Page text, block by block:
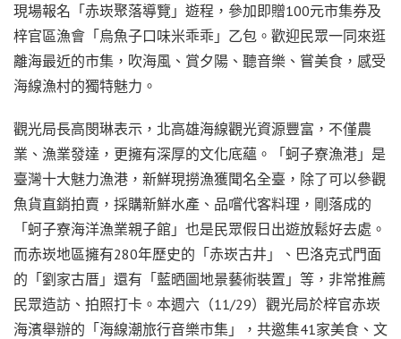
現場報名「赤崁聚落導覽」遊程，參加即贈100元市集券及
梓官區漁會「烏魚子口味米乖乖」乙包。歡迎民眾一同來逛
離海最近的市集，吹海風、賞夕陽、聽音樂、嘗美食，感受
海線漁村的獨特魅力。
觀光局長高閔琳表示，北高雄海線觀光資源豐富，不僅農
業、漁業發達，更擁有深厚的文化底蘊。「蚵子寮漁港」是
臺灣十大魅力漁港，新鮮現撈漁獲聞名全臺，除了可以參觀
魚貨直銷拍賣，採購新鮮水產、品嚐代客料理，剛落成的
「蚵子寮海洋漁業親子館」也是民眾假日出遊放鬆好去處。
而赤崁地區擁有280年歷史的「赤崁古井」、巴洛克式門面
的「劉家古厝」還有「藍晒圖地景藝術裝置」等，非常推薦
民眾造訪、拍照打卡。本週六（11/29）觀光局於梓官赤崁
海濱舉辦的「海線潮旅行音樂市集」，共邀集41家美食、文